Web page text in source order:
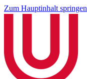
Zum Hauptinhalt springen